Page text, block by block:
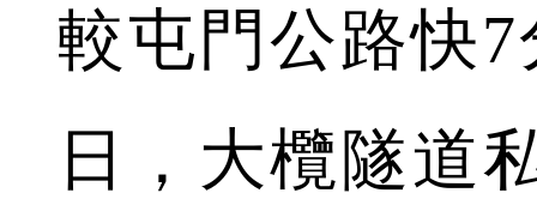
較屯門公路快
日，大欖隧道